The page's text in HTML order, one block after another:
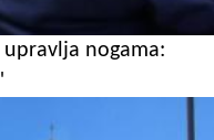
nogama: